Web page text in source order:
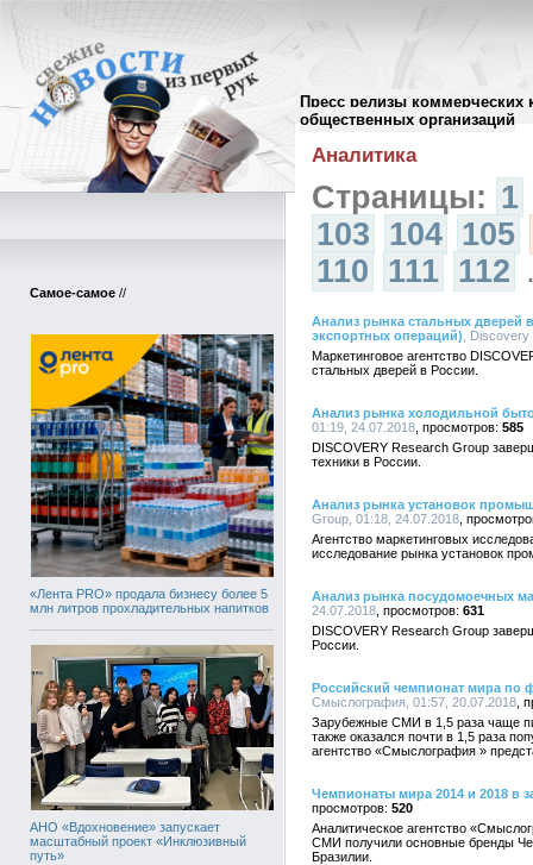
Пресс релизы коммерческих
общественных организаций
Самое-самое //
«Лента PRO» продала бизнесу более 5
млн литров прохладительных напитков
АНО «Вдохновение» запускает
масштабный проект «Инклюзивный
путь»
Архив пресс-релизов//
Аналитика
Страницы: 1
103 104 105
110 111 112
Анализ рынка стальных дверей
экспортных операций) ,
Маркетинговое агентство
стальных дверей в России.
Анализ рынка холодильной
01:19, 24.07.2018
585
DISCOVERY Research Group
техники в России.
Анализ рынка установок
Group, 01:18, 24.07.2018
Агентство маркетинговых
исследование рынка установок
Анализ рынка посудомоечных
24.07.2018
631
DISCOVERY Research Group
России.
Российский чемпионат мира по
Смыслография, 01:57, 20.07.2018
Зарубежные СМИ в 1,5 раза чаще
также оказался почти в 1,5 раза
агентство «Смыслография »
Чемпионаты мира 2014 и 2018 в
520
Аналитическое агентство
СМИ получили основные бренды
Бразилии.